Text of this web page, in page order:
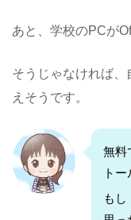
あと、学校のPCが
そうじゃなければ
えそうです。
無料
ト
もし